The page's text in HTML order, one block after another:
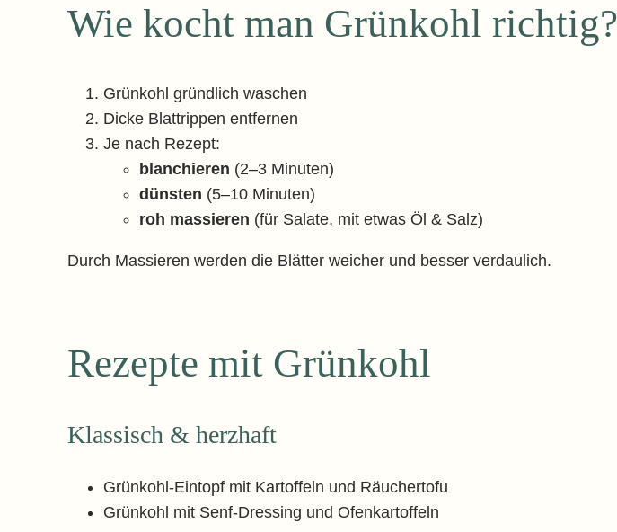
Wie kocht man Grünkohl richtig?
Grünkohl gründlich waschen
Dicke Blattrippen entfernen
Je nach Rezept:
blanchieren (2–3 Minuten)
dünsten (5–10 Minuten)
roh massieren (für Salate, mit etwas Öl & Salz)
Durch Massieren werden die Blätter weicher und besser verdaulich.
Rezepte mit Grünkohl
Klassisch & herzhaft
Grünkohl-Eintopf mit Kartoffeln und Räuchertofu
Grünkohl mit Senf-Dressing und Ofenkartoffeln